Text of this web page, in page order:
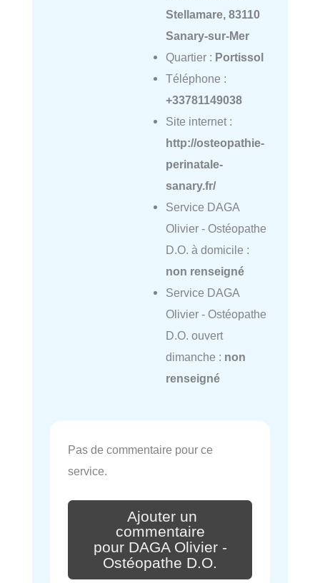
Stellamare, 83110
Sanary-sur-Mer
Quartier : Portissol
Téléphone :
+33781149038
Site internet :
http://osteopathie-
perinatale-
sanary.fr/
Service DAGA
Olivier - Ostéopathe
D.O. à domicile :
non renseigné
Service DAGA
Olivier - Ostéopathe
D.O. ouvert
dimanche : non
renseigné
Pas de commentaire pour ce
service.
Ajouter un
commentaire
pour DAGA Olivier -
Ostéopathe D.O.